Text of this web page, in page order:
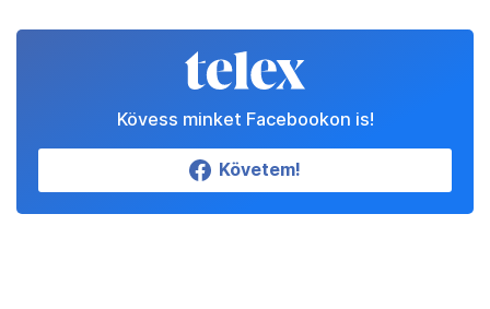
Kövess minket Facebookon is!
Követem!